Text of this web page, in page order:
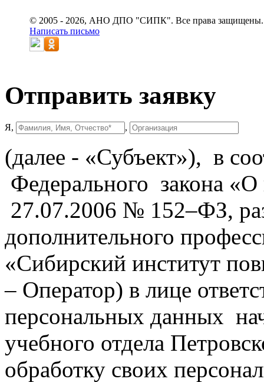
© 2005 - 2026, АНО ДПО "СИПК". Все права защищены.
Написать письмо
Отправить заявку
Я, ,
(далее - «Субъект»), в
Федерального закона
27.07.2006 № 152–ФЗ,
дополнительного
«Сибирский институт
– Оператор) в лице
персональных данных
учебного отдела
обработку своих